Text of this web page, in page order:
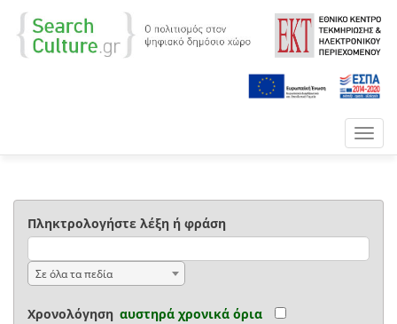
Πληκτρολογήστε λέξη ή φράση
Σε όλα τα πεδία
Χρονολόγηση αυστηρά χρονικά όρια